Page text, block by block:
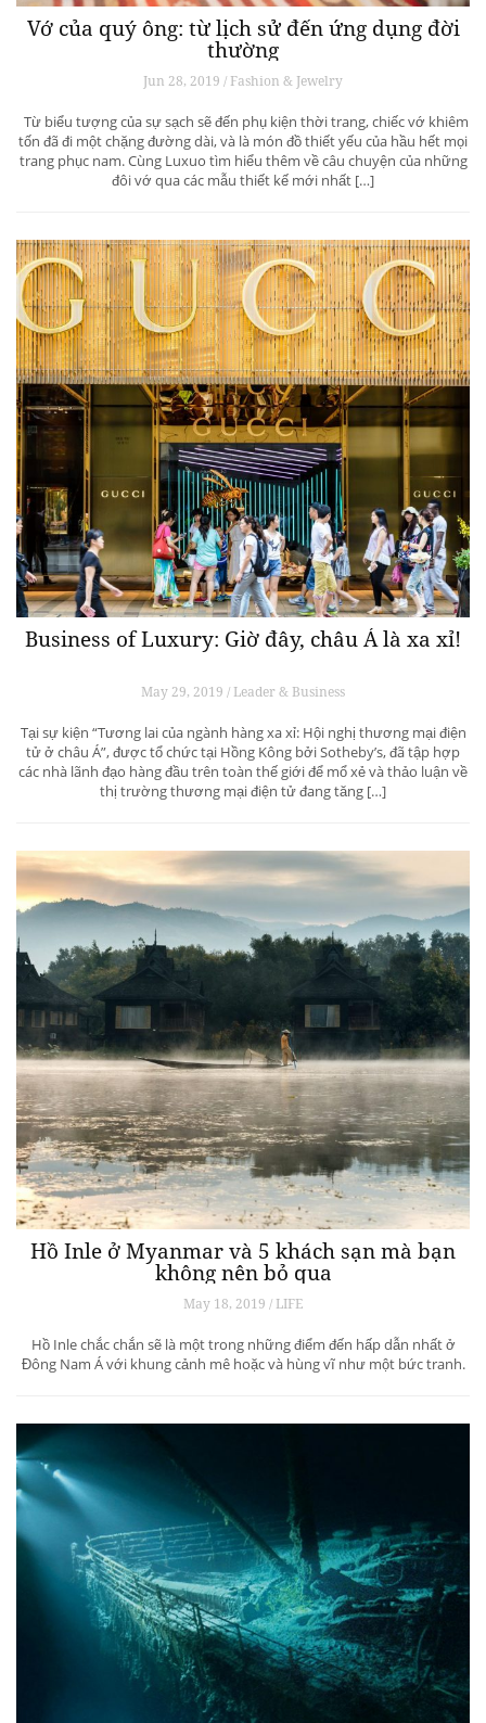
Vớ của quý ông: từ lịch sử đến ứng dụng đời
thường
Jun 28, 2019 / Fashion & Jewelry
Từ biểu tượng của sự sạch sẽ đến phụ kiện thời trang, chiếc vớ khiêm
tốn đã đi một chặng đường dài, và là món đồ thiết yếu của hầu hết mọi
trang phục nam. Cùng Luxuo tìm hiểu thêm về câu chuyện của những
đôi vớ qua các mẫu thiết kế mới nhất […]
Business of Luxury: Giờ đây, châu Á là xa xỉ!
May 29, 2019 / Leader & Business
Tại sự kiện “Tương lai của ngành hàng xa xỉ: Hội nghị thương mại điện
tử ở châu Á”, được tổ chức tại Hồng Kông bởi Sotheby’s, đã tập hợp
các nhà lãnh đạo hàng đầu trên toàn thế giới để mổ xẻ và thảo luận về
thị trường thương mại điện tử đang tăng […]
Hồ Inle ở Myanmar và 5 khách sạn mà bạn
không nên bỏ qua
May 18, 2019 / LIFE
Hồ Inle chắc chắn sẽ là một trong những điểm đến hấp dẫn nhất ở
Đông Nam Á với khung cảnh mê hoặc và hùng vĩ như một bức tranh.